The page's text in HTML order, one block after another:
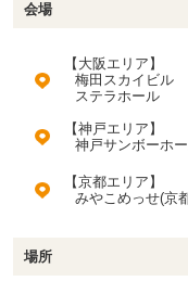
会場
【大阪エリア】
梅田スカイビル
ステラホール
【神戸エリア】
神戸サンボーホ
【京都エリア】
みやこめっせ(京
場所